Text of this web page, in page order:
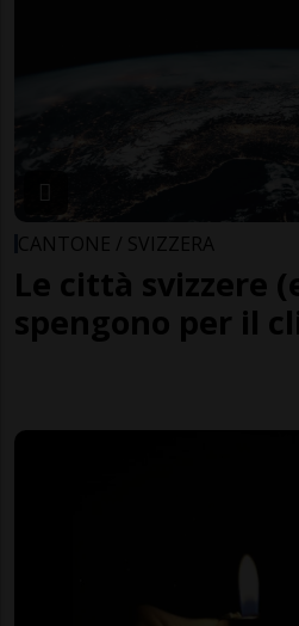
CANTONE / SVIZZERA
Le città svizzere
spengono per il